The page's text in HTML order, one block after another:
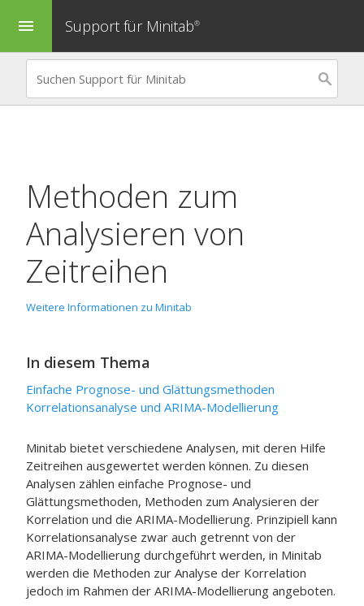
menu Support für Minitab®
Methoden zum
Analysieren von
Zeitreihen
Weitere Informationen zu Minitab
In diesem Thema
Einfache Prognose- und Glättungsmethoden
Korrelationsanalyse und ARIMA-Modellierung
Minitab bietet verschiedene Analysen, mit deren Hilfe
Zeitreihen ausgewertet werden können. Zu diesen
Analysen zählen einfache Prognose- und
Glättungsmethoden, Methoden zum Analysieren der
Korrelation und die ARIMA-Modellierung. Prinzipiell kann
Korrelationsanalyse zwar auch getrennt von der
ARIMA-Modellierung durchgeführt werden, in Minitab
werden die Methoden zur Analyse der Korrelation
jedoch im Rahmen der ARIMA-Modellierung angeboten.